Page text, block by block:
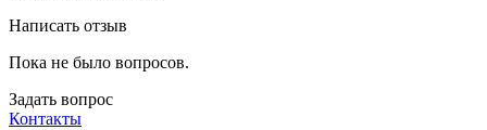
Написать отзыв
Пока не было вопросов.
Задать вопрос
Контакты